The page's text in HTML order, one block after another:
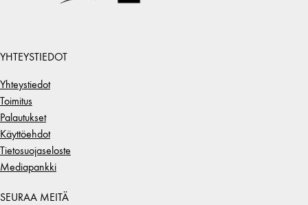
YHTEYSTIEDOT
Yhteystiedot
Toimitus
Palautukset
Käyttöehdot
Tietosuojaseloste
Mediapankki
SEURAA MEITÄ